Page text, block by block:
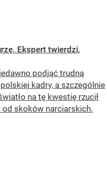
Ekspert twierdzi,
podjąć trudną
kadry, a szczególnie
na tę kwestię rzucił
od skoków narciarskich.